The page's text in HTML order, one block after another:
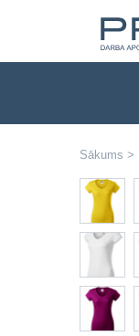
Sākums >